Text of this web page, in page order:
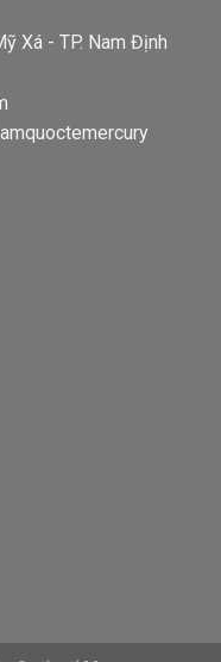
Xá - TP. Nam Định